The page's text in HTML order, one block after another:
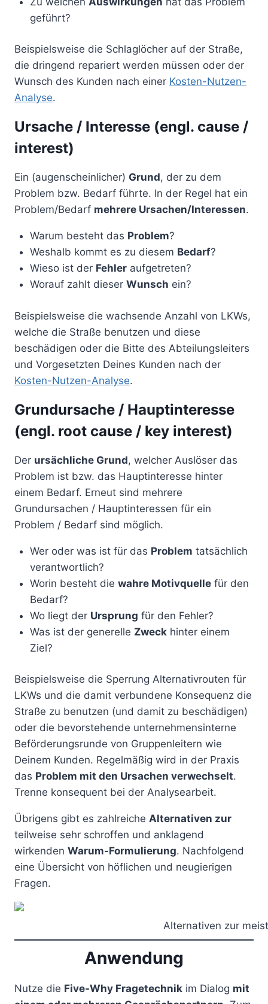
geführt?
Beispielsweise die Schlaglöcher auf der Straße,
die dringend repariert werden müssen oder der
Wunsch des Kunden nach einer Kosten-Nutzen-
Analyse.
Ursache / Interesse (engl. cause /
interest)
Ein (augenscheinlicher) Grund, der zu dem
Problem bzw. Bedarf führte. In der Regel hat ein
Problem/Bedarf mehrere Ursachen/Interessen.
Warum besteht das Problem?
Weshalb kommt es zu diesem Bedarf?
Wieso ist der Fehleraufgetreten?
Worauf zahlt dieser Wunsch ein?
Beispielsweise die wachsende Anzahl von LKWs,
welche die Straße benutzen und diese
beschädigen oder die Bitte des Abteilungsleiters
und Vorgesetzten Deines Kunden nach der
Kosten-Nutzen-Analyse.
Grundursache / Hauptinteresse
(engl. root cause / key interest)
Der ursächliche Grund, welcher Auslöser das
Problem ist bzw. das Hauptinteresse hinter
einem Bedarf. Erneut sind mehrere
Grundursachen / Hauptinteressen für ein
Problem / Bedarf sind möglich.
Wer oder was ist für das Problem tatsächlich
verantwortlich?
Worin besteht die wahre Motivquellefür den
Bedarf?
Wo liegt der Ursprung für den Fehler?
Was ist der generelle Zweckhinter einem
Ziel?
Beispielsweise die Sperrung Alternativrouten für
LKWs und die damit verbundene Konsequenz die
Straße zu benutzen (und damit zu beschädigen)
oder die bevorstehende unternehmensinterne
Beförderungsrunde von Gruppenleitern wie
Deinem Kunden. Regelmäßig wird in der Praxis
das Problem mit den Ursachen verwechselt.
Trenne konsequent bei der Analysearbeit.
Übrigens gibt es zahlreiche Alternativen zur
teilweise sehr schroffen und anklagend
wirkenden Warum-Formulierung. Nachfolgend
eine Übersicht von höflichen und neugierigen
Fragen.
Alternativen zur
Anwendung
Nutze die Five-Why Fragetechnik im Dialog mit